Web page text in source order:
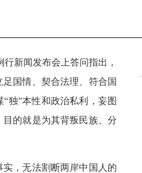
新闻发布会上答问指出，
国情、契合法理、符合国
独”本性和政治私利，妄图
的就是为其背叛民族、分
，无法割断两岸中国人的